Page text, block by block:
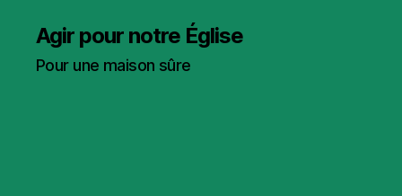
Agir pour notre Église
Pour une maison sûre